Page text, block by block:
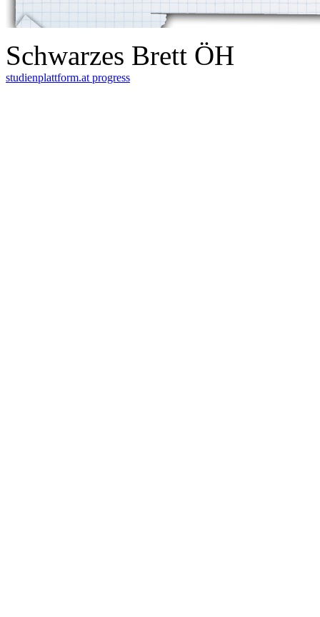
Schwarzes Brett ÖH
studienplattform.at progress